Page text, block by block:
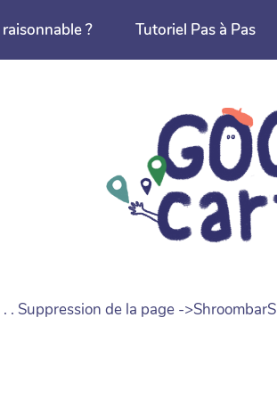
? Tutoriel Pas à Pas
Suppression de la page ->ShroombarS